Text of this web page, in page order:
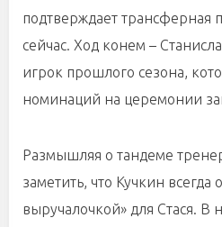
подтверждает трансферная
сейчас. Ход конем –
игрок прошлого сезона,
номинаций на церемонии
Размышляя о тандеме
заметить, что Кучкин всегда
выручалочкой» для Стася. В